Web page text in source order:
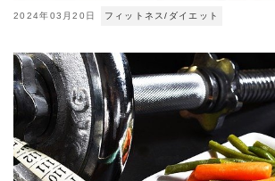
2024年03月20日 フィットネス/ダイエット